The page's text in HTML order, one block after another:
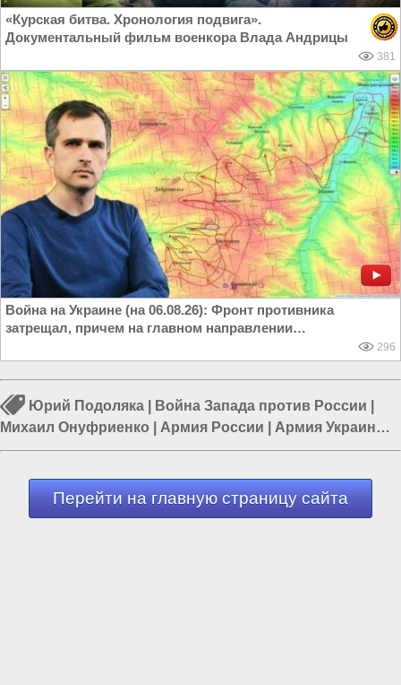
«Курская битва. Хронология подвига».
Документальный фильм военкора Влада Андрицы
381
Война на Украине (на 06.08.26): Фронт противника
затрещал, причем на главном направлении…
296
Юрий Подоляка Война Запада против России
Михаил Онуфриенко
Армия России Армия Украины|
Война в Новороссии|Курская область
Перейти на главную страницу сайта